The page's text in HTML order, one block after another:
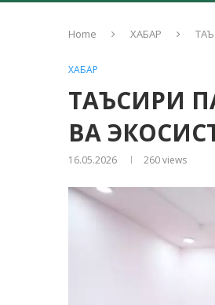
Home ХАБАР
ХАБАР
ТАЪСИРИ
ВА
16.05.2026 260views